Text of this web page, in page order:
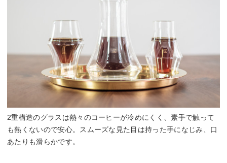
2重構造のグラスは熱々のコーヒーが冷めにくく、素手で触って
も熱くないので安心。スムーズな見た目は持った手になじみ、口
あたりも滑らかです。